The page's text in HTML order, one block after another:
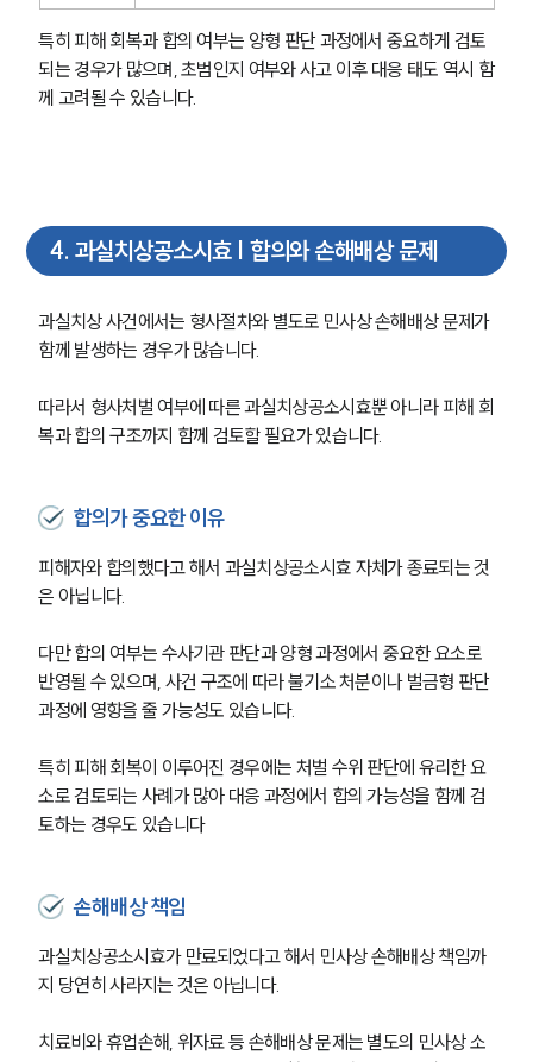
그룹소개
고객의 소리
통합검색
특히 피해 회복과 합의 여부는 양형 판단 과정에서 중요하게 검토
되는 경우가 많으며, 초범인지 여부와 사고 이후 대응 태도 역시 함
께 고려될 수 있습니다.
4. 과실치상공소시효 | 합의와 손해배상 문제
과실치상 사건에서는 형사절차와 별도로 민사상 손해배상 문제가
함께 발생하는 경우가 많습니다.
따라서 형사처벌 여부에 따른 과실치상공소시효뿐 아니라 피해 회
복과 합의 구조까지 함께 검토할 필요가 있습니다.
합의가 중요한 이유
피해자와 합의했다고 해서 과실치상공소시효 자체가 종료되는 것
은 아닙니다.
다만 합의 여부는 수사기관 판단과 양형 과정에서 중요한 요소로
반영될 수 있으며, 사건 구조에 따라 불기소 처분이나 벌금형 판단
과정에 영향을 줄 가능성도 있습니다.
특히 피해 회복이 이루어진 경우에는 처벌 수위 판단에 유리한 요
소로 검토되는 사례가 많아 대응 과정에서 합의 가능성을 함께 검
토하는 경우도 있습니다
손해배상 책임
과실치상공소시효가 만료되었다고 해서 민사상 손해배상 책임까
지 당연히 사라지는 것은 아닙니다.
치료비와 휴업손해, 위자료 등 손해배상 문제는 별도의 민사상 소